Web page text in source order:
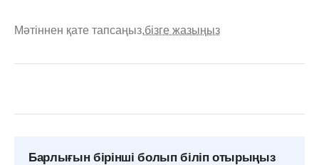
Мәтіннен қате тапсаңыз,бізге жазыңыз
Барлығын бірінші болып біліп отырыңыз